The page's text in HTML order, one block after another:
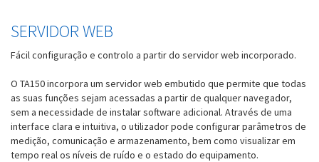
SERVIDOR WEB
Fácil configuração e controlo a partir do servidor web incorporado.
O TA150 incorpora um servidor web embutido que permite que todas
as suas funções sejam acessadas a partir de qualquer navegador,
sem a necessidade de instalar software adicional. Através de uma
interface clara e intuitiva, o utilizador pode configurar parâmetros de
medição, comunicação e armazenamento, bem como visualizar em
tempo real os níveis de ruído e o estado do equipamento.